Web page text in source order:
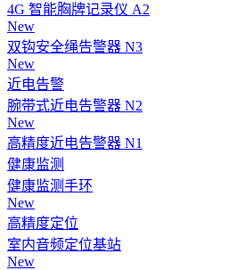
4G 智能胸牌记录仪 A2
New
双钩安全绳告警器 N3
New
近电告警
腕带式近电告警器 N2
New
高精度近电告警器 N1
健康监测
健康监测手环
New
高精度定位
室内音频定位基站
New